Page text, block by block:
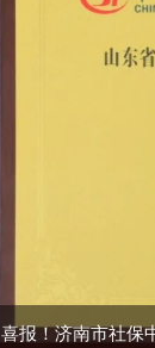
喜报！济南市社保